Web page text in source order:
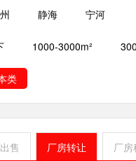
静海 宁河
1000-3000m²
类
售 厂房转让 厂